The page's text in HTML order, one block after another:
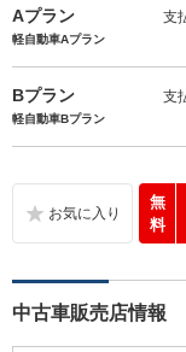
Aプラン 支
軽自動車Aプラン
Bプラン 支
軽自動車Bプラン
無
料
中古車販売店情報